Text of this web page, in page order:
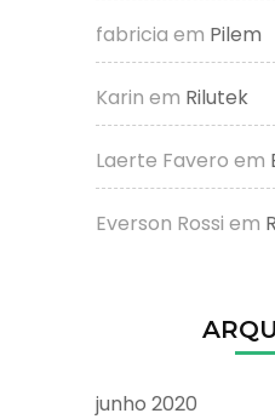
fabricia em Pilem
Karin em Rilutek
Laerte Favero em
Everson Rossi em
junho 2020